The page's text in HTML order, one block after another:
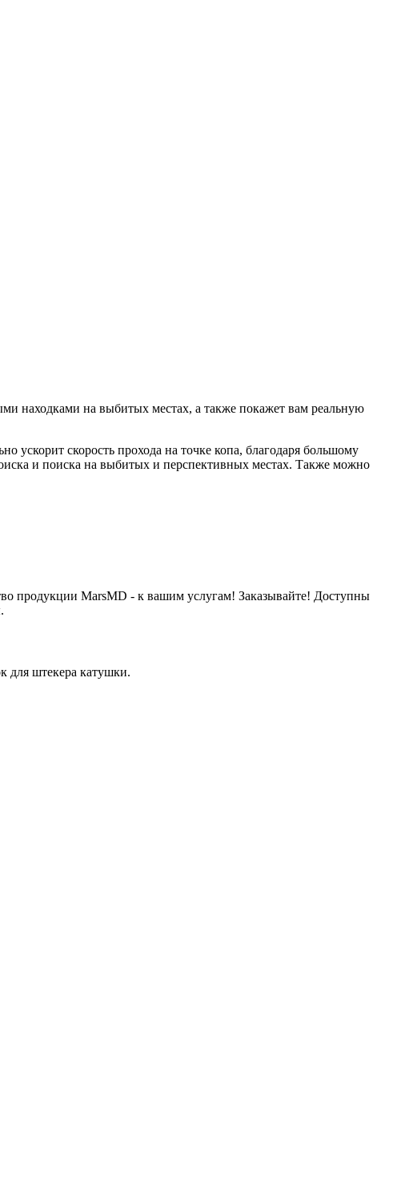
находками на выбитых местах, а также покажет вам реальную
ускорит скорость прохода на точке копа, благодаря большому
и поиска на выбитых и перспективных местах. Также можно
продукции MarsMD - к вашим услугам! Заказывайте! Доступны
для штекера катушки.